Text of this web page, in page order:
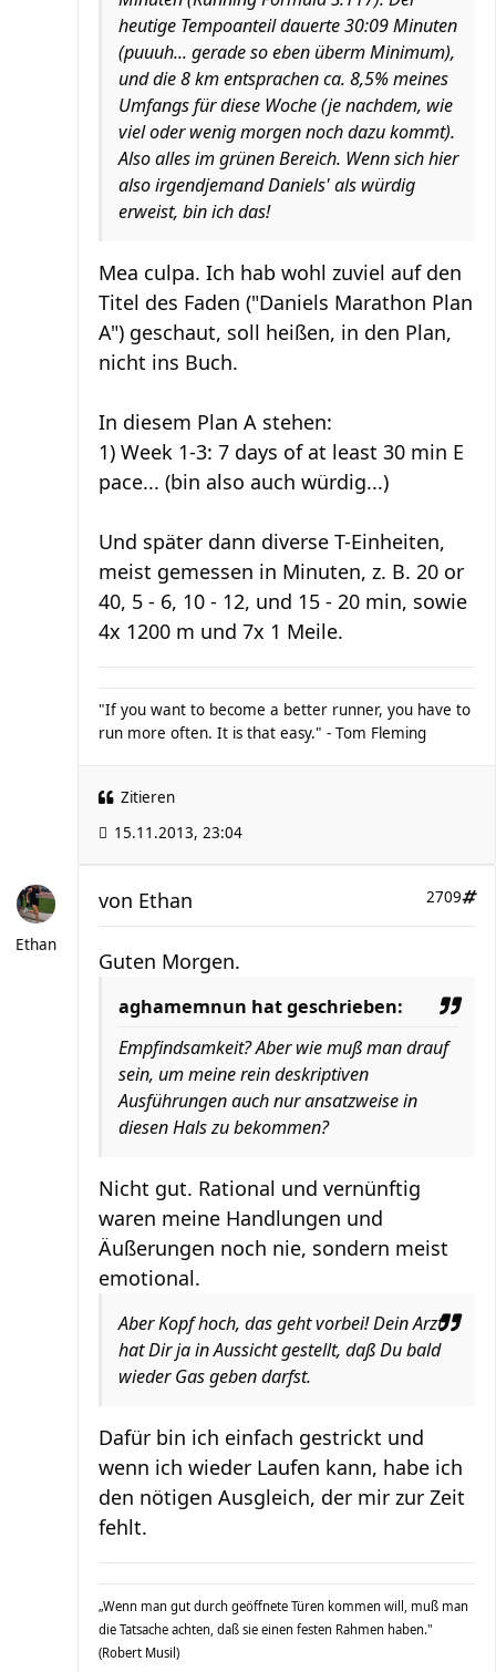
heutige Tempoanteil dauerte 30:09 Minuten
(puuuh... gerade so eben überm Minimum),
und die 8 km entsprachen ca. 8,5% meines
Umfangs für diese Woche (je nachdem, wie
viel oder wenig morgen noch dazu kommt).
Also alles im grünen Bereich. Wenn sich hier
also irgendjemand Daniels' als würdig
erweist, bin ich das!
Mea culpa. Ich hab wohl zuviel auf den
Titel des Faden ("Daniels Marathon Plan
A") geschaut, soll heißen, in den Plan,
nicht ins Buch.
In diesem Plan A stehen:
1) Week 1-3: 7 days of at least 30 min E
pace... (bin also auch würdig...)
Und später dann diverse T-Einheiten,
meist gemessen in Minuten, z. B. 20 or
40, 5 - 6, 10 - 12, und 15 - 20 min, sowie
4x 1200 m und 7x 1 Meile.
"If you want to become a better runner, you have to
run more often. It is that easy." - Tom Fleming
Zitieren
15.11.2013, 23:04
Ethan
2709
von Ethan
Guten Morgen.
aghamemnun hat geschrieben:
Empfindsamkeit? Aber wie muß man drauf
sein, um meine rein deskriptiven
Ausführungen auch nur ansatzweise in
diesenHals zu bekommen?
Nicht gut. Rational und vernünftig
waren meine Handlungen und
Äußerungen noch nie, sondern meist
emotional.
Aber Kopf hoch, das geht vorbei! Dein Arzt
hat Dir ja in Aussicht gestellt, daß Du bald
wieder Gas geben darfst.
Dafür bin ich einfach gestrickt und
wenn ich wieder Laufen kann, habe ich
den nötigen Ausgleich, der mir zur Zeit
fehlt.
„Wenn man gut durch geöffnete Türen kommen will, muß man
die Tatsache achten, daß sie einen festen Rahmen haben."
(Robert Musil)